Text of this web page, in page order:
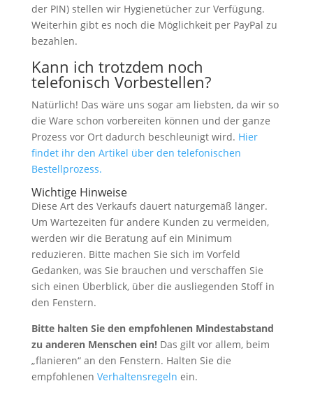
der PIN) stellen wir Hygienetücher zur Verfügung.
Weiterhin gibt es noch die Möglichkeit per PayPal zu
bezahlen.
Kann ich trotzdem noch
telefonisch Vorbestellen?
Natürlich! Das wäre uns sogar am liebsten, da wir so
die Ware schon vorbereiten können und der ganze
Prozess vor Ort dadurch beschleunigt wird. Hier
findet ihr den Artikel über den telefonischen
Bestellprozess.
Wichtige Hinweise
Diese Art des Verkaufs dauert naturgemäß länger.
Um Wartezeiten für andere Kunden zu vermeiden,
werden wir die Beratung auf ein Minimum
reduzieren. Bitte machen Sie sich im Vorfeld
Gedanken, was Sie brauchen und verschaffen Sie
sich einen Überblick, über die ausliegenden Stoff in
den Fenstern.
Bitte halten Sie den empfohlenen Mindestabstand
zu anderen Menschen ein!Das gilt vor allem, beim
„flanieren“ an den Fenstern. Halten Sie die
empfohlenen Verhaltensregeln ein.